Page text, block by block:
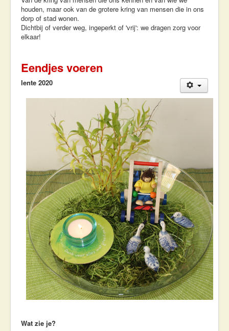
houden, maar ook van de grotere kring van mensen die in ons
dorp of stad wonen.
Dichtbij of verder weg, ingeperkt of 'vrij': we dragen zorg voor
elkaar!
Eendjes voeren
lente 2020
Wat zie je?